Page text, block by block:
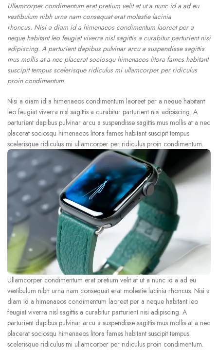
Ullamcorper condimentum erat pretium velit at ut a nunc id a ad eu
vestibulum nibh urna nam consequat erat molestie lacinia
rhoncus. Nisi a diam id a himenaeos condimentum laoreet per a
neque habitant leo feugiat viverra nisl sagittis a curabitur parturient nisi
adipiscing. A parturient dapibus pulvinar arcu a suspendisse sagittis
mus mollis at a nec placerat sociosqu himenaeos litora fames habitant
suscipit tempus scelerisque ridiculus mi ullamcorper per ridiculus
proin condimentum.
Nisi a diam id a himenaeos condimentum laoreet per a neque habitant
leo feugiat viverra nisl sagittis a curabitur parturient nisi adipiscing. A
parturient dapibus pulvinar arcu a suspendisse sagittis mus mollis at a nec
placerat sociosqu himenaeos litora fames habitant suscipit tempus
scelerisque ridiculus mi ullamcorper per ridiculus proin condimentum.
Ullamcorper condimentum erat pretium velit at ut a nunc id a ad eu
vestibulum nibh urna nam consequat erat molestie lacinia rhoncus. Nisi a
diam id a himenaeos condimentum laoreet per a neque habitant leo
feugiat viverra nisl sagittis a curabitur parturient nisi adipiscing. A
parturient dapibus pulvinar arcu a suspendisse sagittis mus mollis at a nec
placerat sociosqu himenaeos litora fames habitant suscipit tempus
scelerisque ridiculus mi ullamcorper per ridiculus proin condimentum.